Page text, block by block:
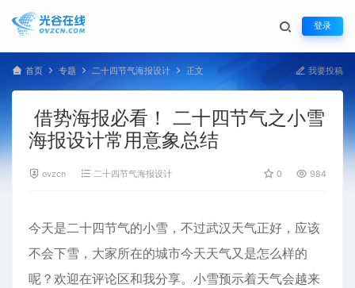
登录
首页 专题 二十四节气海报设计 正文 我要投稿
借势海报必看！ 二十四节气之小雪
海报设计常用意象总结
ovzcn 二十四节气海报设计 0 984
今天是二十四节气的小雪，不过武汉天气正好，应该
不会下雪，大家所在的城市今天天气又是怎么样的
呢？欢迎在评论区和我分享。小雪预示着天气会越来